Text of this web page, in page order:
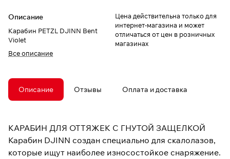
Описание
Карабин PETZL DJINN Bent
Violet
Все описание
Цена действительна только для
интернет-магазина и может
отличаться от цен в розничных
магазинах
Описание Отзывы Оплата и доставка
КАРАБИН ДЛЯ ОТТЯЖЕК С ГНУТОЙ ЗАЩЕЛКОЙ
Карабин DJINN создан специально для скалолазов,
которые ищут наиболее износостойкое снаряжение.